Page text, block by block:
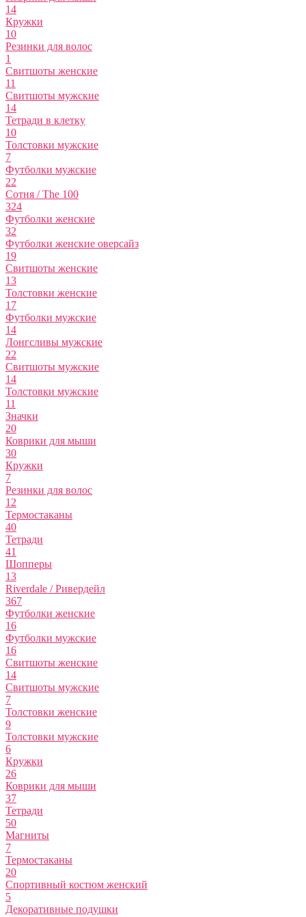
14
Кружки
10
Резинки для волос
1
Свитшоты женские
11
Свитшоты мужские
14
Тетради в клетку
10
Толстовки мужские
7
Футболки мужские
22
Сотня / The 100
324
Футболки женские
32
Футболки женские оверсайз
19
Свитшоты женские
13
Толстовки женские
17
Футболки мужские
14
Лонгсливы мужские
22
Свитшоты мужские
14
Толстовки мужские
11
Значки
20
Коврики для мыши
30
Кружки
7
Резинки для волос
12
Термостаканы
40
Тетради
41
Шопперы
13
Riverdale / Ривердейл
367
Футболки женские
16
Футболки мужские
16
Свитшоты женские
14
Свитшоты мужские
7
Толстовки женские
9
Толстовки мужские
6
Кружки
26
Коврики для мыши
37
Тетради
50
Магниты
7
Термостаканы
20
Спортивный костюм женский
5
Декоративные подушки